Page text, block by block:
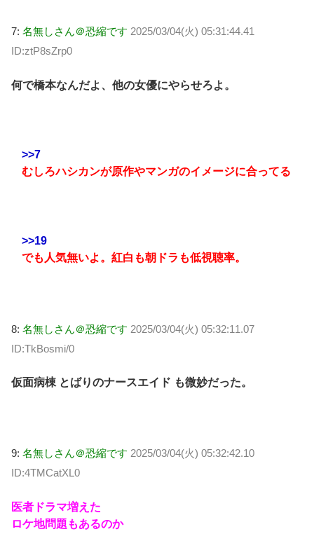
7: 名無しさん＠恐縮です 2025/03/04(火) 05:31:44.41
ID:ztP8sZrp0
何で橋本なんだよ、他の女優にやらせろよ。
>>7
むしろハシカンが原作やマンガのイメージに合ってる
>>19
でも人気無いよ。紅白も朝ドラも低視聴率。
8: 名無しさん＠恐縮です 2025/03/04(火) 05:32:11.07
ID:TkBosmi/0
仮面病棟 とばりのナースエイド も微妙だった。
9: 名無しさん＠恐縮です 2025/03/04(火) 05:32:42.10
ID:4TMCatXL0
医者ドラマ増えた
ロケ地問題もあるのか